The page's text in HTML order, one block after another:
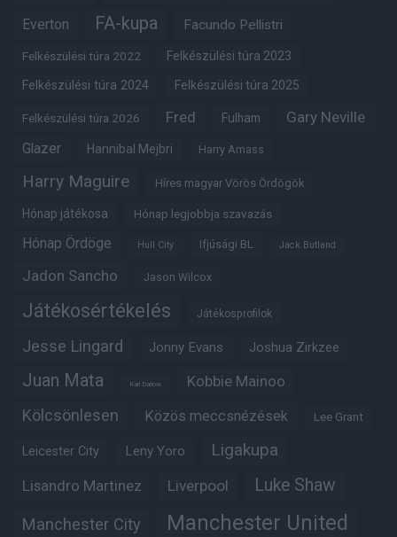
Everton FA-kupa Facundo Pellistri
Felkészülési túra 2022 Felkészülési túra 2023
Felkészülési túra 2024 Felkészülési túra 2025
Felkészülési túra 2026 Fred Fulham Gary Neville
Glazer Hannibal Mejbri Harry Amass
Harry Maguire Híres magyar Vörös Ördögök
Hónap játékosa Hónap legjobbja szavazás
Hónap Ördöge Hull City Ifjúsági BL Jack Butland
Jadon Sancho Jason Wilcox
Játékosértékelés Játékosprofilok
Jesse Lingard Jonny Evans Joshua Zirkzee
Juan Mata Karl Darlow Kobbie Mainoo
Kölcsönlesen Közös meccsnézések Lee Grant
Leicester City Leny Yoro Ligakupa
Lisandro Martinez Liverpool Luke Shaw
Manchester City Manchester United